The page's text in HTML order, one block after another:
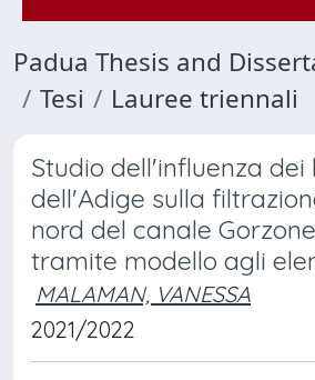
Padua Thesis and
Tesi
Lauree triennali
Studio dell'influenza dei
dell'Adige sulla
nord del canale
tramite modello agli
MALAMAN, VANESSA
2021/2022